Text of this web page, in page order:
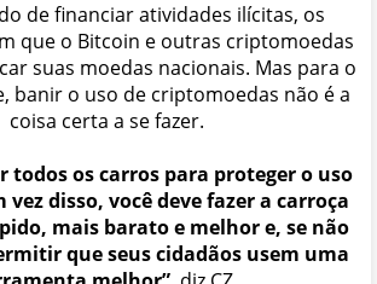
de financiar atividades ilícitas, os
que o Bitcoin e outras criptomoedas
suas moedas nacionais. Mas para o
banir o uso de criptomoedas não é a
coisa certa a se fazer.
todos os carros para proteger o uso
vez disso, você deve fazer a carroça
mais barato e melhor e, se não
que seus cidadãos usem uma